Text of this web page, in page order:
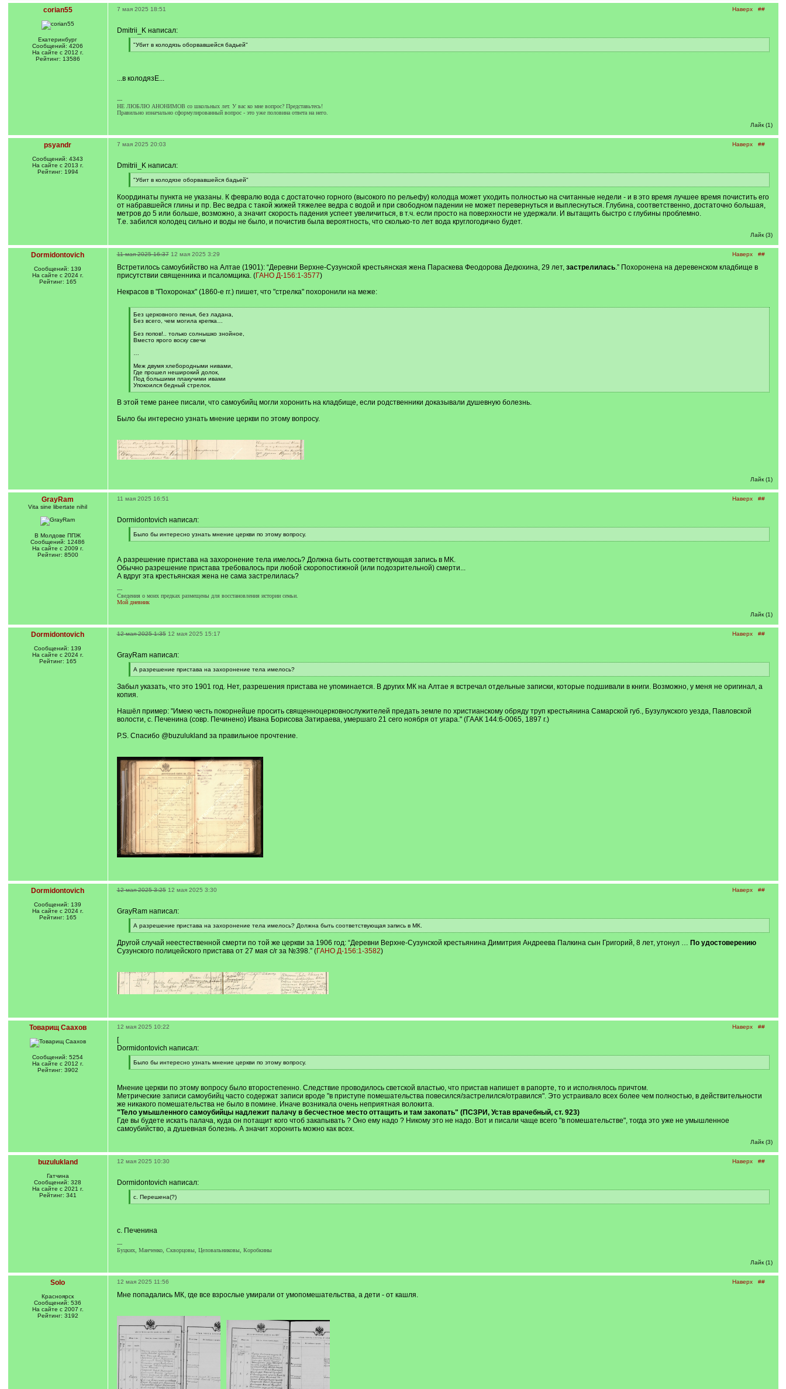
corian55
Екатеринбург
Сообщений: 4206
На сайте с 2012 г.
Рейтинг: 13586
Наверх ##
7 мая 2025 18:51
Dmitrii_K написал:
[
q
"Убит в колодязь оборвавшейся бадьей"
[
...в колодязЕ...
---
НЕ ЛЮБЛЮ АНОНИМОВ со школьных лет. У вас ко мне вопрос? Представьтесь!
Правильно изначально сформулированный вопрос - это уже половина ответа на него.
Лайк (1)
psyandr
Сообщений: 4343
На сайте с 2013 г.
Рейтинг: 1994
Наверх ##
7 мая 2025 20:03
Dmitrii_K написал:
[
q
"Убит в колодязе оборвавшейся бадьей"
[
q
]
Координаты пункта не указаны. К февралю вода с достаточно горного (высокого по рельефу) колодца может уходить полностью на считанные недели - и в это время лучшее время почистить его
от набравшейся глины и пр. Вес ведра с такой жижей тяжелее ведра с водой и при свободном падении не может перевернуться и выплеснуться. Глубина, соответственно, достаточно большая,
метров до 5 или больше, возможно, а значит скорость падения успеет увеличиться, в т.ч. если просто на поверхности не удержали. И вытащить быстро с глубины проблемно.
Т.е. забился колодец сильно и воды не было, и почистив была вероятность, что сколько-то лет вода круглогодично будет.
Лайк (3)
Dormidontovich
Сообщений: 139
На сайте с 2024 г.
Рейтинг: 165
Наверх ##
11 мая 2025 16:37 12 мая 2025 3:29
Встретилось самоубийство на Алтае (1901): “Деревни Верхне-Сузунской крестьянская жена Параскева Феодорова Дедюхина, 29 лет, застрелилась.” Похоронена на деревенском кладбище в
присутствии священника и псаломщика. (ГАНО Д-156:1-3577)
Некрасов в "Похоронах" (1860-е гг.) пишет, что "стрелка" похоронили на меже:
[
q
Без церковного пенья, без ладана,
Без всего, чем могила крепка…
Без попов!.. только солнышко знойное,
Вместо ярого воску свечи
Меж двумя хлебородными нивами,
Где прошел неширокий долок,
Под большими плакучими ивами
Упокоился бедный стрелок.
[
q
В этой теме ранее писали, что самоубийц могли хоронить на кладбище, если родственники доказывали душевную болезнь.
Было бы интересно узнать мнение церкви по этому вопросу.
Лайк (1)
GrayRam
Vita sine libertate nihil
В Молдове ППЖ
Сообщений: 12486
На сайте с 2009 г.
Рейтинг: 8500
Наверх ##
11 мая 2025 16:51
Dormidontovich написал:
[
q
Было бы интересно узнать мнение церкви по этому вопросу.
[
]
А разрешение пристава на захоронение тела имелось? Должна быть соответствующая запись в МК.
Обычно разрешение пристава требовалось при любой скоропостижной (или подозрительной) смерти...
А вдруг эта крестьянская жена не сама застрелилась?
---
Сведения о моих предках размещены для восстановления истории семьи.
Мой дневник
Лайк (1)
Dormidontovich
Сообщений: 139
На сайте с 2024 г.
Рейтинг: 165
Наверх ##
12 мая 2025 1:35 12 мая 2025 15:17
GrayRam написал:
[
q
А разрешение пристава на захоронение тела имелось?
[
q
]
Забыл указать, что это 1901 год. Нет, разрешения пристава не упоминается. В других МК на Алтае я встречал отдельные записки, которые подшивали в книги. Возможно, у меня не оригинал, а
копия.
Нашёл пример: "Имею честь покорнейше просить священноцерковнослужителей предать земле по христианскому обряду труп крестьянина Самарской губ., Бузулукского уезда, Павловской
волости, с. Печенина (совр. Печинено) Ивана Борисова Затираева, умершаго 21 сего ноября от угара." (ГААК 144:6-0065, 1897 г.)
P.S. Спасибо @buzulukland за правильное прочтение.
Dormidontovich
Сообщений: 139
На сайте с 2024 г.
Рейтинг: 165
Наверх ##
12 мая 2025 3:25 12 мая 2025 3:30
GrayRam написал:
[
q
А разрешение пристава на захоронение тела имелось? Должна быть соответствующая запись в МК.
[
q
]
Другой случай неестественной смерти по той же церкви за 1906 год: “Деревни Верхне-Сузунской крестьянина Димитрия Андреева Палкина сын Григорий, 8 лет, утонул … По удостоверению
Сузунского полицейского пристава от 27 мая с/г за №398.” (ГАНО Д-156:1-3582)
Товарищ Саахов
Сообщений: 5254
На сайте с 2012 г.
Рейтинг: 3902
Наверх ##
12 мая 2025 10:22
[
Dormidontovich написал:
[
q
Было бы интересно узнать мнение церкви по этому вопросу.
[
]
Мнение церкви по этому вопросу было второстепенно. Следствие проводилось светской властью, что пристав напишет в рапорте, то и исполнялось причтом.
Метрические записи самоубийц часто содержат записи вроде "в приступе помешательства повесился/застрелился/отравился". Это устраивало всех более чем полностью, в действительности
же никакого помешательства не было в помине. Иначе возникала очень неприятная волокита.
"Тело умышленного самоубийцы надлежит палачу в бесчестное место оттащить и там закопать" (ПСЗРИ, Устав врачебный, ст. 923)
Где вы будете искать палача, куда он потащит кого чтоб закапывать ? Оно ему надо ? Никому это не надо. Вот и писали чаще всего "в помешательстве", тогда это уже не умышленное
самоубийство, а душевная болезнь. А значит хоронить можно как всех.
Лайк (3)
buzulukland
Гатчина
Сообщений: 328
На сайте с 2021 г.
Рейтинг: 341
Наверх ##
12 мая 2025 10:30
Dormidontovich написал:
[
q
с. Перешена(?)
[
с. Печенина
---
Буцких, Манченко, Скворцовы, Целовальниковы, Коробкины
Лайк (1)
Solo
Красноярск
Сообщений: 536
На сайте с 2007 г.
Рейтинг: 3192
Наверх ##
12 мая 2025 11:56
Мне попадались МК, где все взрослые умирали от умопомешательства, а дети - от кашля.